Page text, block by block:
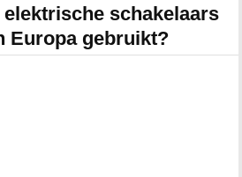
schakelaars
Europa gebruikt?